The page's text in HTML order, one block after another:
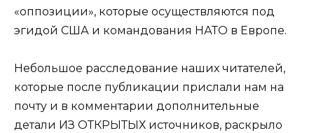
«оппозиции», которые осуществляются под
эгидой США и командования НАТО в Европе.
Небольшое расследование наших читателей,
которые после публикации прислали нам на
почту и в комментарии дополнительные
детали ИЗ ОТКРЫТЫХ источников, раскрыло